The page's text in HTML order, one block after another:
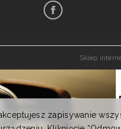
Sklep
zapisywanie